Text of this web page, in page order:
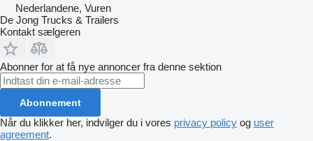
Nederlandene, Vuren
De Jong Trucks & Trailers
Kontakt sælgeren
Abonner for at få nye annoncer fra denne sektion
Abonnement
Når du klikker her, indvilger du i vores privacy policy og user
agreement.